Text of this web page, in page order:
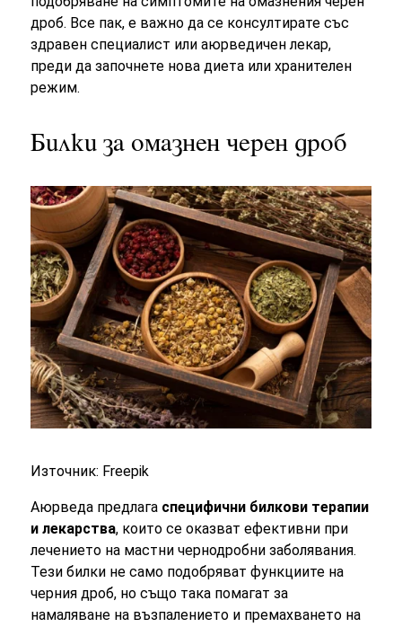
дроб. Все пак, е важно да се консултирате със
здравен специалист или аюрведичен лекар,
преди да започнете нова диета или хранителен
режим.
Билки за омазнен черен дроб
Източник: Freepik
Аюрведа предлага специфични билкови терапии
и лекарства, които се оказват ефективни при
лечението на мастни чернодробни заболявания.
Тези билки не само подобряват функциите на
черния дроб, но също така помагат за
намаляване на възпалението и премахването на